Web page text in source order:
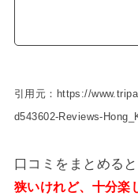
引用元：https://
d543602-Reviews-
口コミをまとめると
狭いけれど、十分楽